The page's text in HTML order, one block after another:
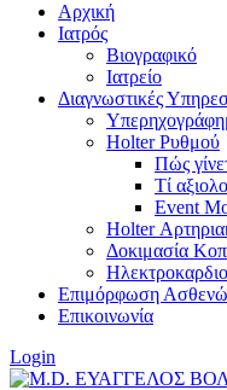
Αρχική
Ιατρός
Βιογραφικό
Ιατρείο
Διαγνωστικές
Holter Ρυθμού
Πώς
Τί
Event
Holter
Δοκιμασία
Επιμόρφωση
Επικοινωνία
Login